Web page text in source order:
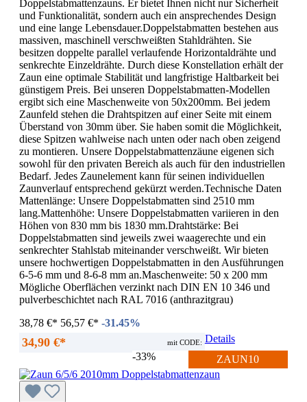
Doppelstabmattenzauns. Er bietet Ihnen nicht nur Sicherheit
und Funktionalität, sondern auch ein ansprechendes Design
und eine lange Lebensdauer.Doppelstabmatten bestehen aus
massiven, maschinell verschweißten Stahldrähten. Sie
besitzen doppelte parallel verlaufende Horizontaldrähte und
senkrechte Einzeldrähte. Durch diese Konstellation erhält der
Zaun eine optimale Stabilität und langfristige Haltbarkeit bei
günstigem Preis. Bei unseren Doppelstabmatten-Modellen
ergibt sich eine Maschenweite von 50x200mm. Bei jedem
Zaunfeld stehen die Drahtspitzen auf einer Seite mit einem
Überstand von 30mm über. Sie haben somit die Möglichkeit,
diese Spitzen wahlweise nach unten oder nach oben zeigend
zu montieren. Unsere Doppelstabmattenzäune eigenen sich
sowohl für den privaten Bereich als auch für den industriellen
Bedarf. Jedes Zaunelement kann für seinen individuellen
Zaunverlauf entsprechend gekürzt werden.Technische Daten
Mattenlänge: Unsere Doppelstabmatten sind 2510 mm
lang.Mattenhöhe: Unsere Doppelstabmatten variieren in den
Höhen von 830 mm bis 1830 mm.Drahtstärke: Bei
Doppelstabmatten sind jeweils zwei waagerechte und ein
senkrechter Stahlstab miteinander verschweißt. Wir bieten
unsere hochwertigen Doppelstabmatten in den Ausführungen
6-5-6 mm und 8-6-8 mm an.Maschenweite: 50 x 200 mm
Mögliche Oberflächen verzinkt nach DIN EN 10 346 und
pulverbeschichtet nach RAL 7016 (anthrazitgrau)
38,78 €* 56,57 €* -31.45%
34,90 €* mit CODE:
ZAUN10
Details
-33%